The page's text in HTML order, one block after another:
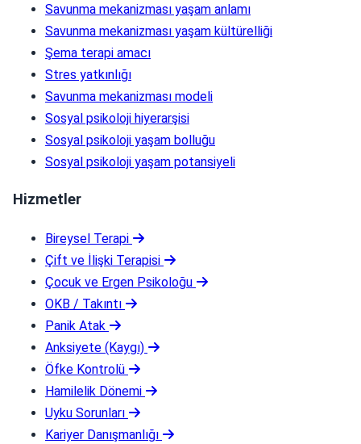
Savunma mekanizması yaşam anlamı
Savunma mekanizması yaşam kültürelliği
Şema terapi amacı
Stres yatkınlığı
Savunma mekanizması modeli
Sosyal psikoloji hiyerarşisi
Sosyal psikoloji yaşam bolluğu
Sosyal psikoloji yaşam potansiyeli
Hizmetler
Bireysel Terapi
Çift ve İlişki Terapisi
Çocuk ve Ergen Psikoloğu
OKB / Takıntı
Panik Atak
Anksiyete (Kaygı)
Öfke Kontrolü
Hamilelik Dönemi
Uyku Sorunları
Kariyer Danışmanlığı